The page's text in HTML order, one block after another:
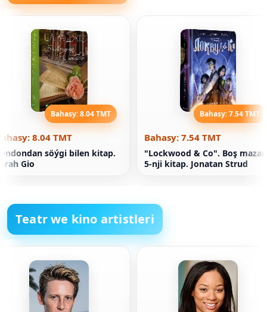
Bahasy: 8.04 TMT
8.04 TMT
söýgi bilen kitap.
Gio
Bahasy: 7.54 TMT
Bahasy: 7.54 TMT
"Lockwood & Co". Boş mazar.
5-nji kitap. Jonatan Strud
Teatr we kino artistleri